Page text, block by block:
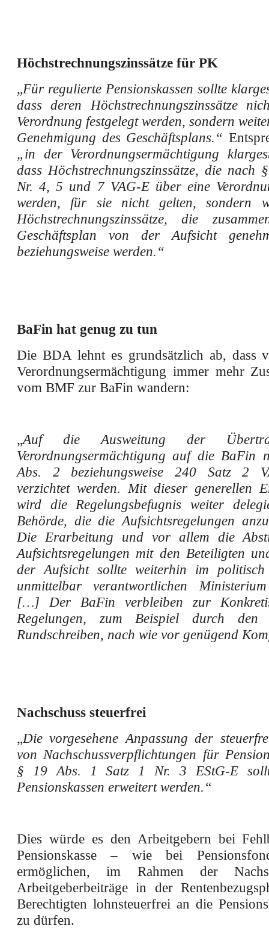
Höchstrechnungszinssätze für PK
„Für regulierte Pensionskassen sollte
dass deren Höchstrechnungszinssätze
Verordnung festgelegt werden, sondern
Genehmigung des Geschäftsplans.“
„in der Verordnungsermächtigung
dass Höchstrechnungszinssätze, die nach
Nr. 4, 5 und 7 VAG-E über eine
werden, für sie nicht gelten, sondern
Höchstrechnungszinssätze, die
Geschäftsplan von der Aufsicht
beziehungsweise werden.“
BaFin hat genug zu tun
Die BDA lehnt es grundsätzlich ab, dass
Verordnungsermächtigung immer mehr
vom BMF zur BaFin wandern:
„Auf die Ausweitung der
Verordnungsermächtigung auf die BaFin
Abs. 2 beziehungsweise 240 Satz 2
verzichtet werden. Mit dieser generellen
wird die Regelungsbefugnis weiter
Behörde, die die Aufsichtsregelungen
Die Erarbeitung und vor allem die
Aufsichtsregelungen mit den Beteiligten
der Aufsicht sollte weiterhin im
unmittelbar verantwortlichen
[…] Der BaFin verbleiben zur
Regelungen, zum Beispiel durch
Rundschreiben, nach wie vor genügend
Nachschuss steuerfrei
„Die vorgesehene Anpassung der
von Nachschussverpflichtungen für
§ 19 Abs. 1 Satz 1 Nr. 3 EStG-E
Pensionskassen erweitert werden.“
Dies würde es den Arbeitgebern bei
Pensionskasse – wie bei
ermöglichen, im Rahmen der
Arbeitgeberbeiträge in der
Berechtigten lohnsteuerfrei an die
zu dürfen.